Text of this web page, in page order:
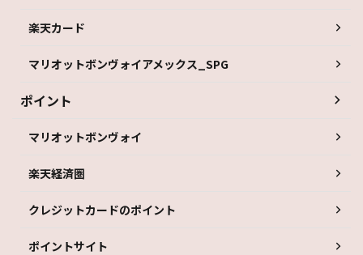
楽天カード
マリオットボンヴォイアメックス_SPG
ポイント
マリオットボンヴォイ
楽天経済圏
クレジットカードのポイント
ポイントサイト